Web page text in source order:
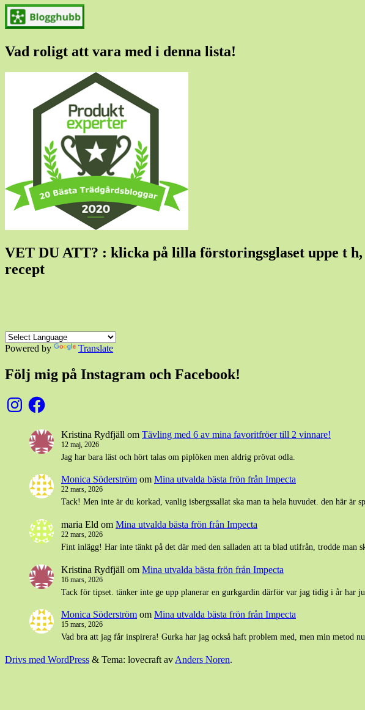
Vad roligt att vara med i denna lista!
VET DU ATT? : klicka på lilla förstoringsglaset uppe t
recept
Powered by Translate
Följ mig på Instagram och Facebook!
InstagramFacebook
Kristina Rydfjäll om Tävling med 6 av mina favoritfröer till 2 vinnare!
12 maj, 2026
Jag har bara läst och hört talas om piplöken men aldrig prövat odla.
Monica Söderström om Mina utvalda bästa frön från Impecta
22 mars, 2026
Tack! Men inte är du korkad, vanlig isbergssallat ska man ta hela huvudet. den här är
maria Eld om Mina utvalda bästa frön från Impecta
22 mars, 2026
Fint inlägg! Har inte tänkt på det där med den salladen att ta blad utifrån, trodde man
Kristina Rydfjäll om Mina utvalda bästa frön från Impecta
16 mars, 2026
Tack för tipset. tänker inte ge upp planerar en gurkgardin därför var jag tidig i år har
Monica Söderström om Mina utvalda bästa frön från Impecta
15 mars, 2026
Vad bra att jag får inspirera! Gurka har jag också haft problem med, men min metod
Drivs med WordPress & Tema: lovecraft av Anders Noren.